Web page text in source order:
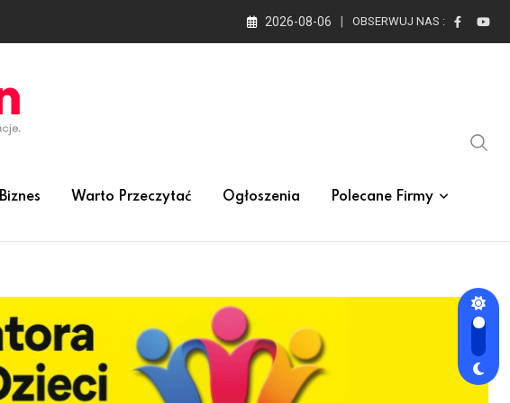
2026-08-06 OBSERWUJ NAS :
Biznes Warto Przeczytać Ogłoszenia Polecane Firmy